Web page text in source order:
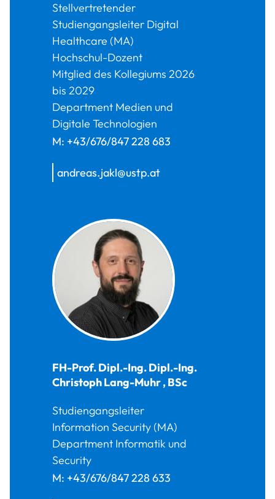
Stellvertretender
Studiengangsleiter Digital
Healthcare (MA)
Hochschul-Dozent
Mitglied des Kollegiums 2026
bis 2029
Department Medien und
Digitale Technologien
M: +43/676/847 228 683
andreas.jakl@ustp.at
FH-Prof. Dipl.-Ing. Dipl.-Ing.
ChristophLang-Muhr,BSc
Studiengangsleiter
Information Security (MA)
Department Informatik und
Security
M: +43/676/847 228 633